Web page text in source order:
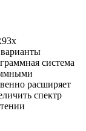
система
расширяет
спектр